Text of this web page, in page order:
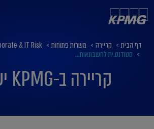
דף הבית > קריירה > משרות פתוחות >
& IT Risk...
> סטודנט.ית לחשבונאות...
קריירה ב-KPMG ישראל